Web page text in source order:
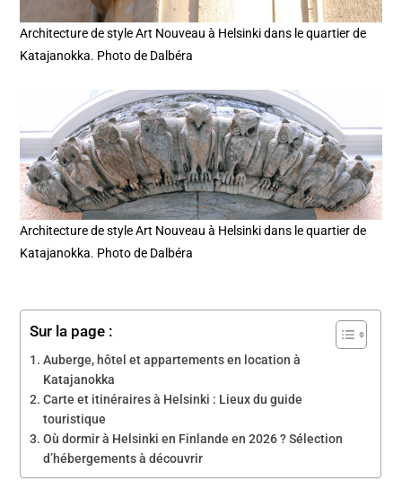
Architecture de style Art Nouveau à Helsinki dans le quartier de
Katajanokka. Photo de Dalbéra
Architecture de style Art Nouveau à Helsinki dans le quartier de
Katajanokka. Photo de Dalbéra
Sur la page :
Auberge, hôtel et appartements en location à
Katajanokka
Carte et itinéraires à Helsinki : Lieux du guide
touristique
Où dormir à Helsinki en Finlande en 2026 ? Sélection
d’hébergements à découvrir